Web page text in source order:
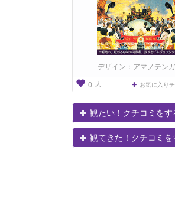
デザイン：アマノテン
0 人 お気に入り
観たい！クチコミをす
観てきた！クチコミを